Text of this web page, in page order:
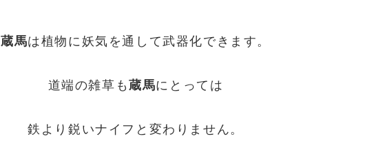
蔵馬は植物に妖気を通して武器化できます。
道端の雑草も蔵馬にとっては
鉄より鋭いナイフと変わりません。